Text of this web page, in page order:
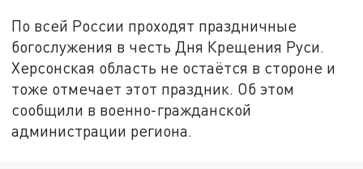
По всей России проходят праздничные
богослужения в честь Дня Крещения Руси.
Херсонская область не остаётся в стороне и
тоже отмечает этот праздник. Об этом
сообщили в военно-гражданской
администрации региона.